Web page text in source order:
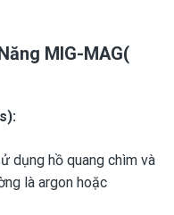
MIG-MAG(
dụng hồ quang chìm và
là argon hoặc